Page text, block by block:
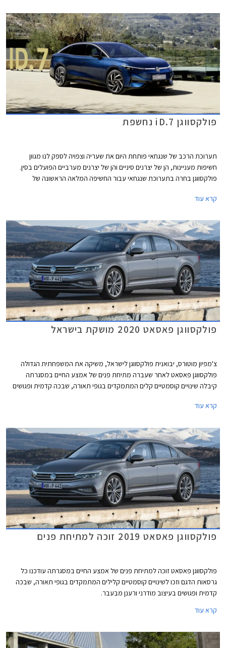
פולקסווגן iD.7 נחשפת
תערוכת הרכב של שנגחאי פותחת היום את שעריה וצפויה לספק לנו מגוון
חשיפות מעניינות, הן של יצרנים סיניים והן של יצרנים מערביים הפועלים בסין.
פולקסווגן בחרה בתערוכת שנגחאי עבור החשיפה המלאה הראשונה של
נהנתה שנים ארוכות מהיעדר תחרות אבל בתקופה האחרונה הצטרפו גם יונדאי
באירופה בימים אלה ומכוניות סיניות אחרות.
קרא עוד
פולקסווגן פאסאט 2020 מושקת בישראל
צ'מפיון מוטורס, יבואנית פולקסווגן לישראל, משיקה את המשפחתית הגדולה
פולקסווגן פאסאט לאחר שעברה מתיחת פנים של אמצע החיים במסגרתה
קיבלה שינויים קוסמטיים קלים המתמקדים בגופי תאורה, שבכה קדמית ופגושים
קרא עוד
פולקסווגן פאסאט 2019 זוכה למתיחת פנים
פולקסווגן פאסאט זוכה למתיחת פנים של אמצע החיים במסגרתה עודכנו כל
גרסאות הדגם וזכו לשינויים קוסמטיים קלילים המתמקדים בגופי תאורה, שבכה
קדמית ופגושים בעיצוב מודרני ורענן מבעבר.
קרא עוד